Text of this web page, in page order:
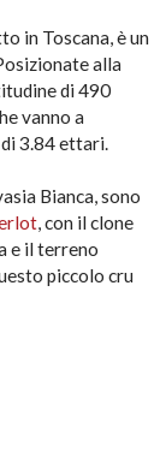
in Toscana, è un
alla
di 490
vanno a
3.84 ettari.
Bianca, sono
, con il clone
e il terreno
piccolo cru